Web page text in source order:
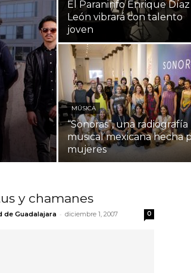
El Paraninfo Enrique
León vibrará con talento
joven
MÚSICA
“Sonoras”, una radiografía
musical mexicana hecha
mujeres
y chamanes
de Guadalajara - diciembre 1, 2007 0